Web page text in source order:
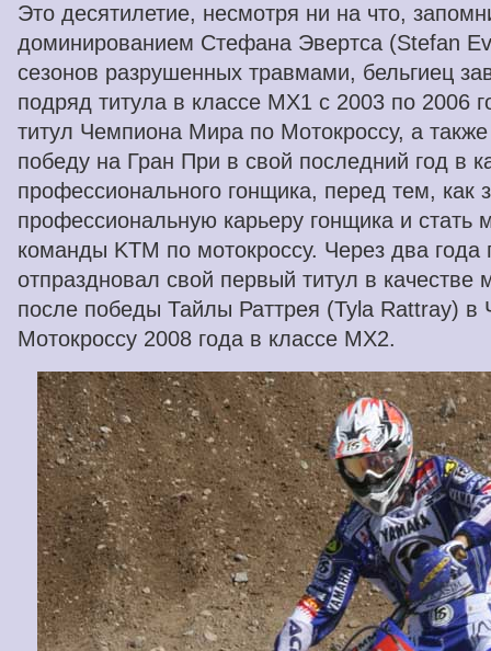
Это десятилетие, несмотря ни на что,
доминированием Стефана Эвертса (Stefan
сезонов разрушенных травмами, бельгиец
подряд титула в классе MX1 с 2003 по 2006
титул Чемпиона Мира по Мотокроссу, а
победу на Гран При в свой последний год в
профессионального гонщика, перед тем, как
профессиональную карьеру гонщика и стать
команды KTM по мотокроссу. Через два года
отпраздновал свой первый титул в
после победы Тайлы Раттрея (Tyla Rattray)
Мотокроссу 2008 года в классе MX2.